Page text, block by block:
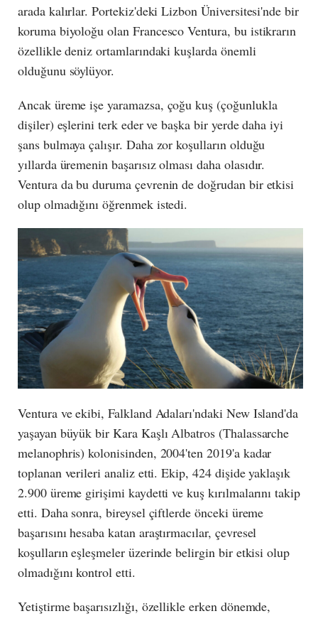
arada kalırlar. Portekiz'deki Lizbon Üniversitesi'nde bir
koruma biyoloğu olan Francesco Ventura, bu istikrarın
özellikle deniz ortamlarındaki kuşlarda önemli
olduğunu söylüyor.
Ancak üreme işe yaramazsa, çoğu kuş (çoğunlukla
dişiler) eşlerini terk eder ve başka bir yerde daha iyi
şans bulmaya çalışır. Daha zor koşulların olduğu
yıllarda üremenin başarısız olması daha olasıdır.
Ventura da bu duruma çevrenin de doğrudan bir etkisi
olup olmadığını öğrenmek istedi.
Ventura ve ekibi, Falkland Adaları'ndaki New Island'da
yaşayan büyük bir Kara Kaşlı Albatros (Thalassarche
melanophris) kolonisinden, 2004'ten 2019'a kadar
toplanan verileri analiz etti. Ekip, 424 dişide yaklaşık
2.900 üreme girişimi kaydetti ve kuş kırılmalarını takip
etti. Daha sonra, bireysel çiftlerde önceki üreme
başarısını hesaba katan araştırmacılar, çevresel
koşulların eşleşmeler üzerinde belirgin bir etkisi olup
olmadığını kontrol etti.
Yetiştirme başarısızlığı, özellikle erken dönemde,